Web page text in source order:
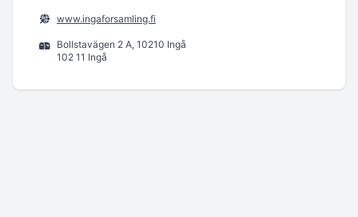
www.ingaforsamling.fi
Bollstavägen 2 A, 10210 Ingå
102 11 Ingå